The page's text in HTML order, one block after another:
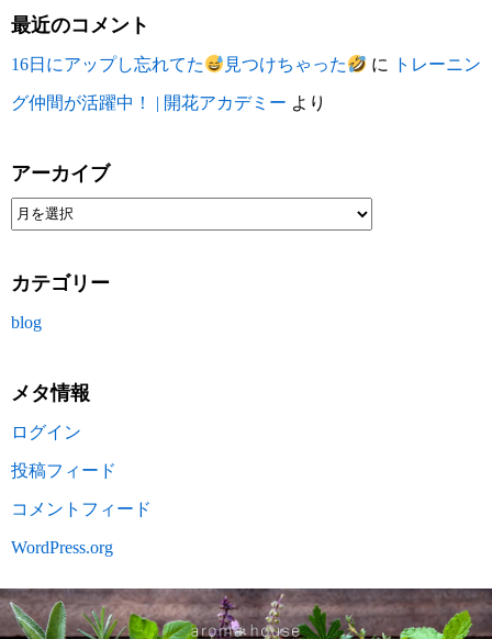
最近のコメント
16日にアップし忘れてた 見つけちゃった に トレーニン
グ仲間が活躍中！ | 開花アカデミー より
アーカイブ
カテゴリー
blog
メタ情報
ログイン
投稿フィード
コメントフィード
WordPress.org